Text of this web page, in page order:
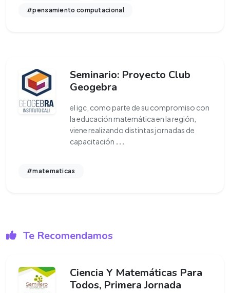
#pensamiento computacional
Seminario: Proyecto Club
Geogebra
el igc, como parte de su compromiso con
la educación matemática en la región,
viene realizando distintas jornadas de
capacitación ...
#matematicas
Te Recomendamos
Ciencia Y Matemáticas Para
Todos, Primera Jornada